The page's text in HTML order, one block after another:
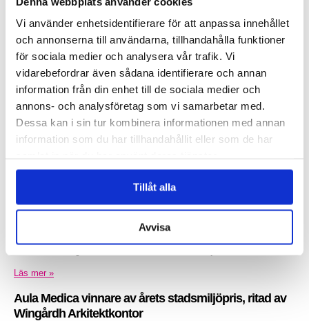
Vi använder enhetsidentifierare för att anpassa innehållet
och annonserna till användarna, tillhandahålla funktioner
för sociala medier och analysera vår trafik. Vi
vidarebefordrar även sådana identifierare och annan
information från din enhet till de sociala medier och
annons- och analysföretag som vi samarbetar med.
Dessa kan i sin tur kombinera informationen med annan
information som du har tillhandahållit eller som de har
Tillåt alla
Avvisa
Claesson Koivisto Rune gör randig möbelkollektion
för Matsuso T
Inlagt den20 januari 2015underÖvrigt.
Claesson Koivisto Rune har skapat en unik möbelkollektion för den
Läs mer »
Aula Medica vinnare av årets stadsmiljöpris, ritad av
Wingårdh Arkitektkontor